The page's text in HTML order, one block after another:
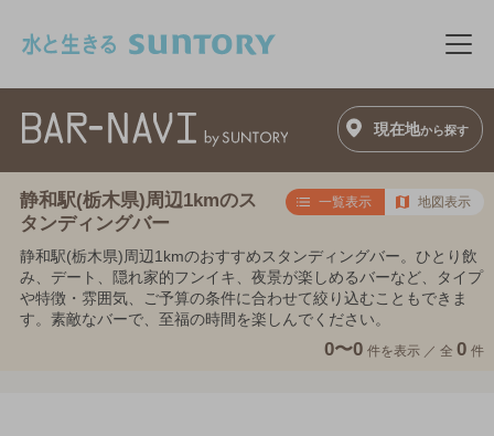
メ
現在地から探す
静和駅(栃木県)周辺1kmのス
タンディングバー
一覧表示 地図表示
静和駅(栃木県)周辺1kmのおすすめスタンディングバー。ひとり飲
み、デート、隠れ家的フンイキ、夜景が楽しめるバーなど、タイプ
や特徴・雰囲気、ご予算の条件に合わせて絞り込むこともできま
す。素敵なバーで、至福の時間を楽しんでください。
0〜0 件を表示 ／ 全 0 件